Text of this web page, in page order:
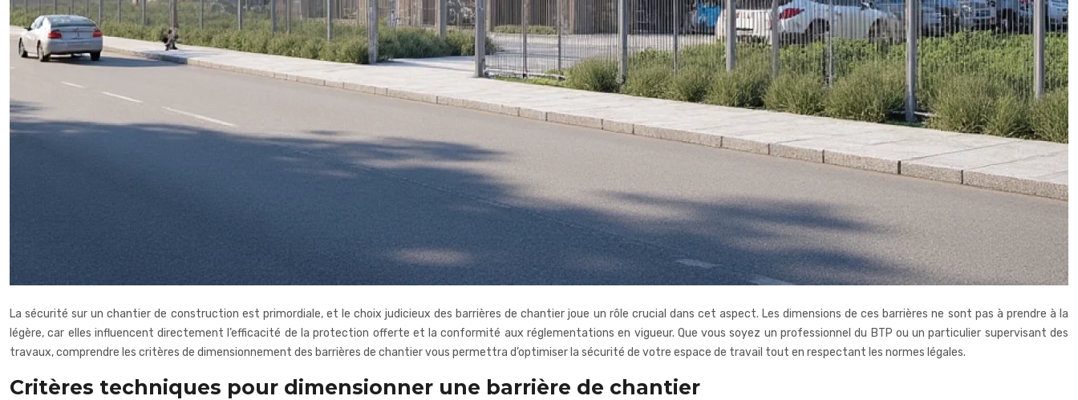
La sécurité sur un chantier de construction est primordiale, et le choix judicieux des barrières de chantier joue un rôle crucial dans cet aspect. Les dimensions de ces barrières ne sont pas à prendre à la
légère, car elles influencent directement l’efficacité de la protection offerte et la conformité aux réglementations en vigueur. Que vous soyez un professionnel du BTP ou un particulier supervisant des
travaux, comprendre les critères de dimensionnement des barrières de chantier vous permettra d’optimiser la sécurité de votre espace de travail tout en respectant les normes légales.
Critères techniques pour dimensionner une barrière de chantier